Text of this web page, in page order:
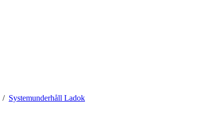
Systemunderhåll Ladok